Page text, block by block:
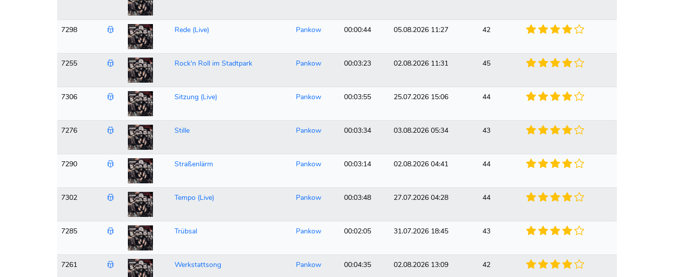
7298 Rede (Live) Pankow 00:00:44 05.08.2026 11:27 42
7255 Rock'n Roll im Stadtpark Pankow 00:03:23 02.08.2026 11:31 45
7306 Sitzung (Live) Pankow 00:03:55 25.07.2026 15:06 44
7276 Stille Pankow 00:03:34 03.08.2026 05:34 43
7290 Straßenlärm Pankow 00:03:14 02.08.2026 04:41 44
7302 Tempo (Live) Pankow 00:03:48 27.07.2026 04:28 44
7285 Trübsal Pankow 00:02:05 31.07.2026 18:45 43
7261 Werkstattsong Pankow 00:04:35 02.08.2026 13:09 42